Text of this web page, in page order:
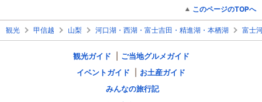
このページのTOPへ
観光 甲信越 山梨 河口湖・西湖・富士吉田・精進湖・本栖湖 富士
観光ガイド
ご当地グルメガイド
イベントガイド
お土産ガイド
みんなの旅行記